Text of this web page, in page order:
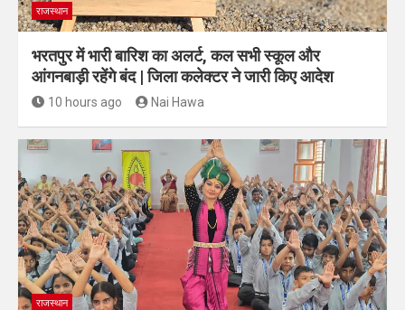
राजस्थान
भरतपुर में भारी बारिश का अलर्ट, कल सभी स्कूल और
आंगनबाड़ी रहेंगे बंद | जिला कलेक्टर ने जारी किए आदेश
10 hours ago Nai Hawa
राजस्थान